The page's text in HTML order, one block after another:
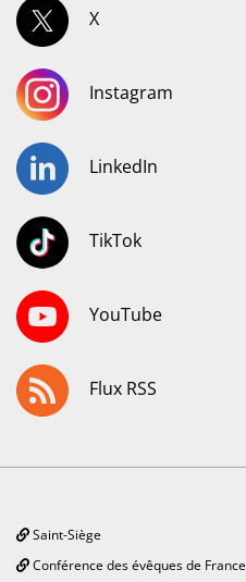
X
Instagram
LinkedIn
TikTok
YouTube
Flux RSS
Saint-Siège
Conférence des évêques de France